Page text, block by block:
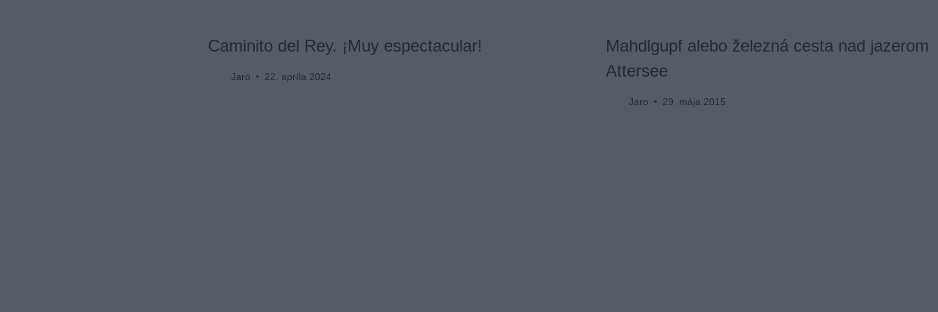
Caminito del Rey. ¡Muy espectacular!
Jaro 22. apríla 2024
Mahdlgupf alebo železná cesta nad jazerom
Attersee
Jaro 29. mája 2015